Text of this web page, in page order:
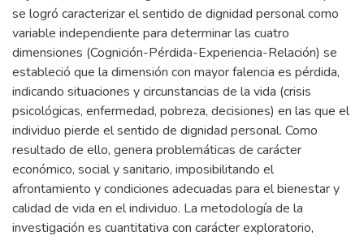
se logró caracterizar el sentido de dignidad personal como
variable independiente para determinar las cuatro
dimensiones (Cognición-Pérdida-Experiencia-Relación) se
estableció que la dimensión con mayor falencia es pérdida,
indicando situaciones y circunstancias de la vida (crisis
psicológicas, enfermedad, pobreza, decisiones) en las que el
individuo pierde el sentido de dignidad personal. Como
resultado de ello, genera problemáticas de carácter
económico, social y sanitario, imposibilitando el
afrontamiento y condiciones adecuadas para el bienestar y
calidad de vida en el individuo. La metodología de la
investigación es cuantitativa con carácter exploratorio,